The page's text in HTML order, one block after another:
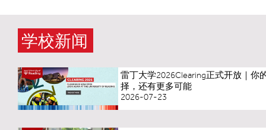
学校新闻
雷丁大学2026Clearing正式开放｜你
择，还有更多可能
2026-07-23